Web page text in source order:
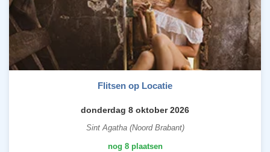
Flitsen op Locatie
donderdag 8 oktober 2026
Sint Agatha (Noord Brabant)
nog 8 plaatsen